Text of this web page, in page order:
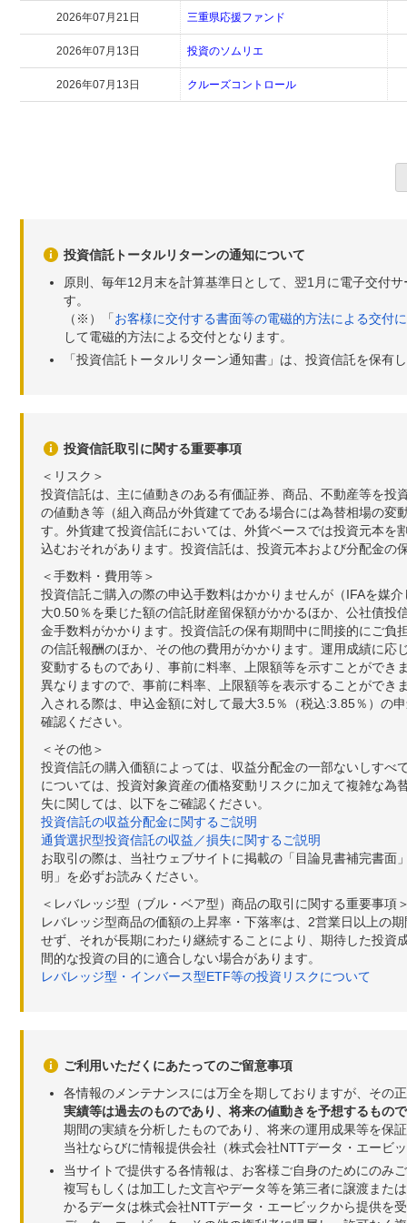
2026年07月21日 三重県応援ファンド
2026年07月13日 投資のソムリエ
2026年07月13日 クルーズコントロール
投資信託トータルリターンの通知について
原則、毎年12月末を計算基準日として、翌1月に電子交付
す。
（※）「お客様に交付する書面等の電磁的方法による交付
して電磁的方法による交付となります。
「投資信託トータルリターン通知書」は、投資信託を保有
投資信託取引に関する重要事項
＜リスク＞
投資信託は、主に値動きのある有価証券、商品、不動産等を
の値動き等（組入商品が外貨建てである場合には為替相場の
す。外貨建て投資信託においては、外貨ベースでは投資元本
込むおそれがあります。投資信託は、投資元本および分配金の
＜手数料・費用等＞
投資信託ご購入の際の申込手数料はかかりませんが（IFAを媒
大0.50％を乗じた額の信託財産留保額がかかるほか、公社債
金手数料がかかります。投資信託の保有期間中に間接的にご
の信託報酬のほか、その他の費用がかかります。運用成績に
変動するものであり、事前に料率、上限額等を示すことがで
異なりますので、事前に料率、上限額等を表示することがで
入される際は、申込金額に対して最大3.5％（税込:3.85％）の
確認ください。
＜その他＞
投資信託の購入価額によっては、収益分配金の一部ないしす
については、投資対象資産の価格変動リスクに加えて複雑な
失に関しては、以下をご確認ください。
投資信託の収益分配金に関するご説明
通貨選択型投資信託の収益／損失に関するご説明
お取引の際は、当社ウェブサイトに掲載の「目論見書補完書
明」を必ずお読みください。
＜レバレッジ型（ブル・ベア型）商品の取引に関する重要事項
レバレッジ型商品の価額の上昇率・下落率は、2営業日以上の
せず、それが長期にわたり継続することにより、期待した投
間的な投資の目的に適合しない場合があります。
レバレッジ型・インバース型ETF等の投資リスクについて
ご利用いただくにあたってのご留意事項
各情報のメンテナンスには万全を期しておりますが、その
実績等は過去のものであり、将来の値動きを予想するもの
期間の実績を分析したものであり、将来の運用成果等を保
当社ならびに情報提供会社（株式会社NTTデータ・エービ
当サイトで提供する各情報は、お客様ご自身のためにのみ
複写もしくは加工した文言やデータ等を第三者に譲渡また
かるデータは株式会社NTTデータ・エービックから提供を